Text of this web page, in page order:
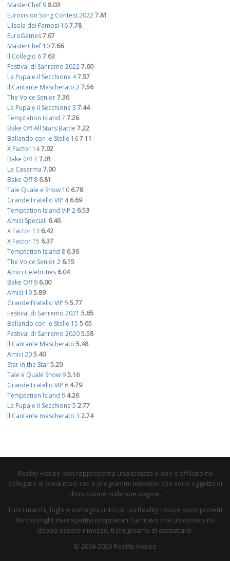
MasterChef 9 8.03
Eurovision Song Contest 20227.81
L'Isola dei Famosi 167.78
EuroGames7.67
MasterChef 107.66
Il Collegio 67.63
Festival di Sanremo 20227.60
La Pupa e il Secchione 47.57
Il Cantante Mascherato 27.56
The Voice Senior7.36
La Pupa e il Secchione 3 7.44
Temptation Island 7 7.26
Bake Off All Stars Battle 7.22
Ballando con le Stelle 167.11
X Factor 147.02
Bake Off 7 7.01
La Caserma 7.00
Bake Off 8 6.81
Tale Quale e Show 10 6.78
Grande Fratello VIP 4 6.69
Temptation Island VIP 2 6.53
Amici Speciali 6.46
X Factor 13 6.42
X Factor 15 6.37
Temptation Island 8 6.36
The Voice Senior 2 6.15
Amici Celebrities 6.04
Bake Off 9 6.00
Amici 195.89
Grande Fratello VIP 5 5.77
Festival di Sanremo 2021 5.65
Ballando con le Stelle 15 5.65
Festival di Sanremo 20205.58
Il Cantante Mascherato 5.48
Amici 205.40
Star in the Star5.20
Tale e Quale Show 95.16
Grande Fratello VIP 6 4.79
Temptation Island 9 4.26
La Pupa e il Secchione 5 2.77
Il Cantante mascherato 3 2.74
Reality House non rappresenta una testata e non è affiliato né
collegato ai produttori, reti e programmi televisivi che sono oggetto di
discussione sulle sue pagine.
Tutti i marchi, loghi e immagini utilizzati su Reality House sono protetti
da copyright dei rispettivi proprietari. Se ritieni che un contenuto
debba essere rimosso, ti preghiamo di contattarci.
© 2004-2020 Reality House